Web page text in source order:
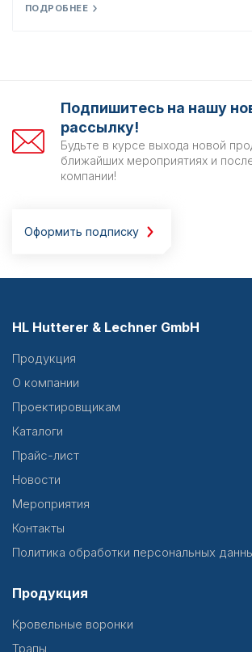
ПОДРОБНЕЕ
Подпишитесь на нашу
рассылку!
Будьте в курсе выхода новой
ближайших мероприятиях и
компании!
Оформить подписку
HL Hutterer & Lechner GmbH
Продукция
О компании
Проектировщикам
Каталоги
Прайс-лист
Новости
Мероприятия
Контакты
Политика обработки персональных
Продукция
Кровельные воронки
Трапы